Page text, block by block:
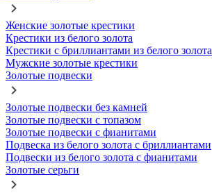
Женские золотые крестики
Крестики из белого золота
Крестики с бриллиантами из белого золота
Мужские золотые крестики
Золотые подвески
Золотые подвески без камней
Золотые подвески с топазом
Золотые подвески с фианитами
Подвеска из белого золота с бриллиантами
Подвески из белого золота с фианитами
Золотые серьги